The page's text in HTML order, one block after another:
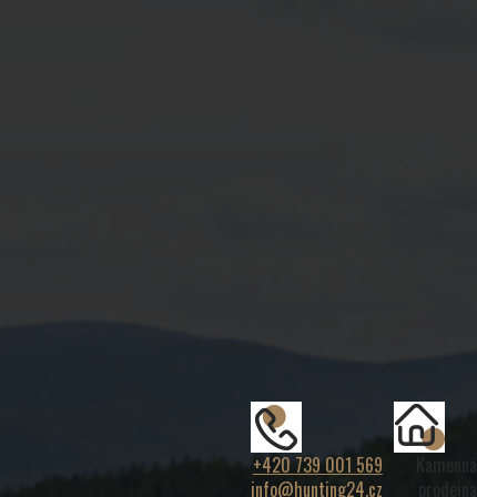
+420 739 001 569
info@hunting24.cz
Kamenná
prodejna